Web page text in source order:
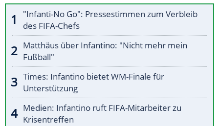
"Infanti-No Go": Pressestimmen zum Verbleib
des FIFA-Chefs
Matthäus über Infantino: "Nicht mehr mein
Fußball"
Times: Infantino bietet WM-Finale für
Unterstützung
Medien: Infantino ruft FIFA-Mitarbeiter zu
Krisentreffen